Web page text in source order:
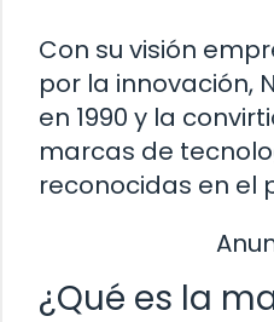
Con su visión
por la innovación,
en 1990 y la
marcas de
reconocidas en el
¿Qué es la